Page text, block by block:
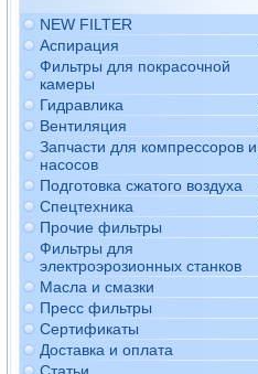
NEW FILTER
Аспирация
Фильтры для покрасочной
камеры
Гидравлика
Вентиляция
Запчасти для компрессоров и
насосов
Подготовка сжатого воздуха
Спецтехника
Прочие фильтры
Фильтры для
электроэрозионных станков
Масла и смазки
Пресс фильтры
Сертификаты
Доставка и оплата